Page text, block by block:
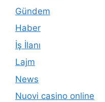
Gündem
Haber
İş İlanı
Lajm
News
Nuovi casino online